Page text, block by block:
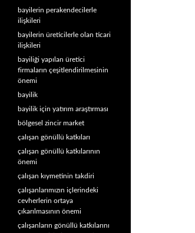
bayilerin perakendecilerle
ilişkileri
bayilerin üreticilerle olan ticari
ilişkileri
bayiliği yapılan üretici
firmaların çeşitlendirilmesinin
önemi
bayilik
bayilik için yatırım araştırması
bölgesel zincir market
çalışan gönüllü katkıları
çalışan gönüllü katkılarının
önemi
çalışan kıymetinin takdiri
çalışanlarımızın içlerindeki
cevherlerin ortaya
çıkarılmasının önemi
çalışanların gönüllü katkılarını